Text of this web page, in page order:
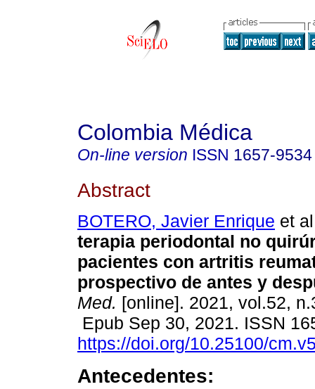
Colombia Médica
On-line version ISSN 1657-9534
Abstract
BOTERO, Javier Enrique et
terapia periodontal no
pacientes con artritis
prospectivo de antes y
Med. [online]. 2021, vol.52,
Epub Sep 30, 2021. ISSN
https://doi.org/10.25100/
Antecedentes: